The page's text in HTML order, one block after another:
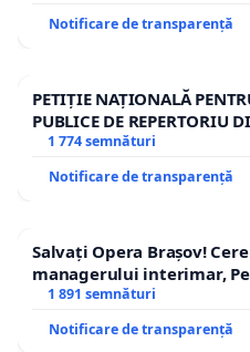
Notificare de transparență
PETIȚIE NAȚIONALĂ
PUBLICE DE REPERTORIU
1 774 semnături
Notificare de transparență
Salvați Opera Brașov!
managerului interimar,
1 891 semnături
Notificare de transparență